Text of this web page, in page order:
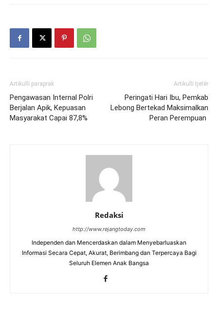
Artikulli paraprak
Pengawasan Internal Polri
Berjalan Apik, Kepuasan
Masyarakat Capai 87,8%
Artikulli tjetër
Peringati Hari Ibu, Pemkab
Lebong Bertekad Maksimalkan
Peran Perempuan
Redaksi
http://www.rejangtoday.com
Independen dan Mencerdaskan dalam Menyebarluaskan
Informasi Secara Cepat, Akurat, Berimbang dan Terpercaya Bagi
Seluruh Elemen Anak Bangsa